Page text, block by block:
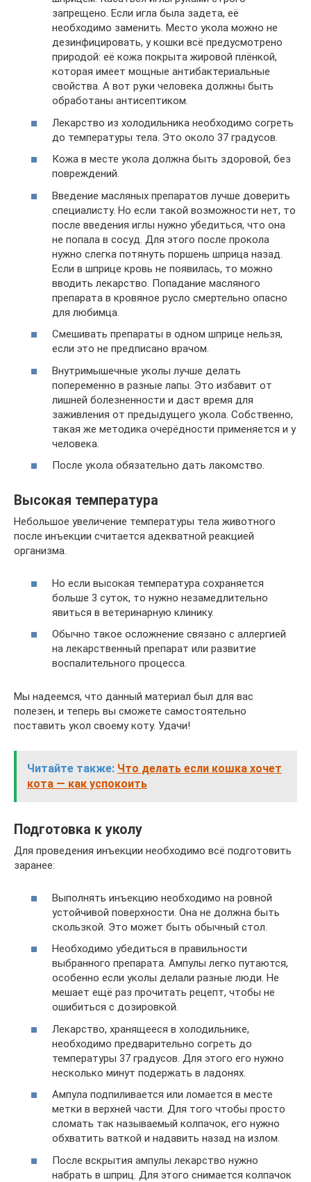
запрещено. Если игла была задета, её
необходимо заменить. Место укола можно не
дезинфицировать, у кошки всё предусмотрено
природой: её кожа покрыта жировой плёнкой,
которая имеет мощные антибактериальные
свойства. А вот руки человека должны быть
обработаны антисептиком.
Лекарство из холодильника необходимо согреть
до температуры тела. Это около 37 градусов.
Кожа в месте укола должна быть здоровой, без
повреждений.
Введение масляных препаратов лучше доверить
специалисту. Но если такой возможности нет, то
после введения иглы нужно убедиться, что она
не попала в сосуд. Для этого после прокола
нужно слегка потянуть поршень шприца назад.
Если в шприце кровь не появилась, то можно
вводить лекарство. Попадание масляного
препарата в кровяное русло смертельно опасно
для любимца.
Смешивать препараты в одном шприце нельзя,
если это не предписано врачом.
Внутримышечные уколы лучше делать
попеременно в разные лапы. Это избавит от
лишней болезненности и даст время для
заживления от предыдущего укола. Собственно,
такая же методика очерёдности применяется и у
человека.
После укола обязательно дать лакомство.
Высокая температура
Небольшое увеличение температуры тела животного
после инъекции считается адекватной реакцией
организма.
Но если высокая температура сохраняется
больше 3 суток, то нужно незамедлительно
явиться в ветеринарную клинику.
Обычно такое осложнение связано с аллергией
на лекарственный препарат или развитие
воспалительного процесса.
Мы надеемся, что данный материал был для вас
полезен, и теперь вы сможете самостоятельно
поставить укол своему коту. Удачи!
Читайте также: Что делать если кошка хочет
кота — как успокоить
Подготовка к уколу
Для проведения инъекции необходимо всё подготовить
заранее:
Выполнять инъекцию необходимо на ровной
устойчивой поверхности. Она не должна быть
скользкой. Это может быть обычный стол.
Необходимо убедиться в правильности
выбранного препарата. Ампулы легко путаются,
особенно если уколы делали разные люди. Не
мешает ещё раз прочитать рецепт, чтобы не
ошибиться с дозировкой.
Лекарство, хранящееся в холодильнике,
необходимо предварительно согреть до
температуры 37 градусов. Для этого его нужно
несколько минут подержать в ладонях.
Ампула подпиливается или ломается в месте
метки в верхней части. Для того чтобы просто
сломать так называемый колпачок, его нужно
обхватить ваткой и надавить назад на излом.
После вскрытия ампулы лекарство нужно
набрать в шприц. Для этого снимается колпачок